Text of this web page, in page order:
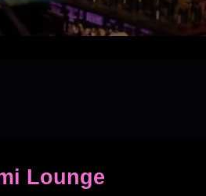
Lounge